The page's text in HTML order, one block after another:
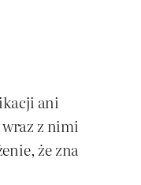
ani
z nimi
że zna